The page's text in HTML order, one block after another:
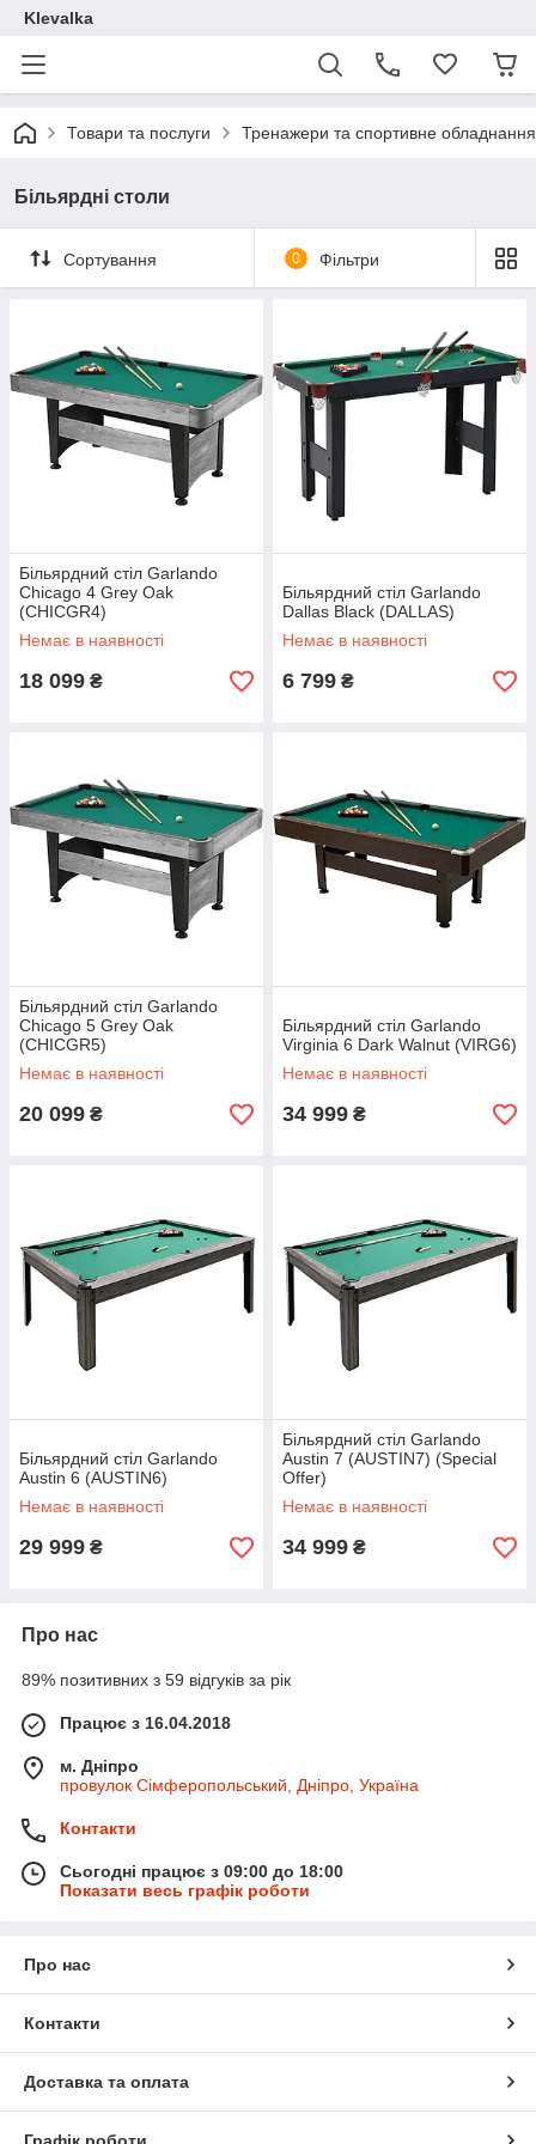
Klevalka
Товари та послуги Тренажери та спортивне обладнання
Більярдні столи
Сортування 0 Фільтри
Більярдний стіл Garlando
Chicago 4 Grey Oak
(CHICGR4)
Немає в наявності
18 099 ₴
Більярдний стіл Garlando
Dallas Black (DALLAS)
Немає в наявності
6 799 ₴
Більярдний стіл Garlando
Chicago 5 Grey Oak
(CHICGR5)
Немає в наявності
20 099 ₴
Більярдний стіл Garlando
Virginia 6 Dark Walnut (VIRG6)
Немає в наявності
34 999 ₴
Більярдний стіл Garlando
Austin 6 (AUSTIN6)
Немає в наявності
29 999 ₴
Більярдний стіл Garlando
Austin 7 (AUSTIN7) (Special
Offer)
Немає в наявності
34 999 ₴
Про нас
89% позитивних з 59 відгуків за рік
Працює з 16.04.2018
м. Дніпро
провулок Сімферопольський, Дніпро, Україна
Контакти
Сьогодні працює з 09:00 до 18:00
Показати весь графік роботи
Про нас
Контакти
Доставка та оплата